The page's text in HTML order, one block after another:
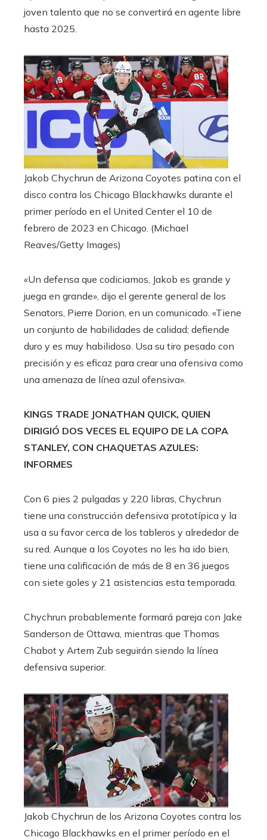
joven talento que no se convertirá en agente libre
hasta 2025.
Jakob Chychrun de Arizona Coyotes patina con el
disco contra los Chicago Blackhawks durante el
primer período en el United Center el 10 de
febrero de 2023 en Chicago. (Michael
Reaves/Getty Images)
«Un defensa que codiciamos, Jakob es grande y
juega en grande», dijo el gerente general de los
Senators, Pierre Dorion, en un comunicado. «Tiene
un conjunto de habilidades de calidad; defiende
duro y es muy habilidoso. Usa su tiro pesado con
precisión y es eficaz para crear una ofensiva como
una amenaza de línea azul ofensiva».
KINGS TRADE JONATHAN QUICK, QUIEN
DIRIGIÓ DOS VECES EL EQUIPO DE LA COPA
STANLEY, CON CHAQUETAS AZULES:
INFORMES
Con 6 pies 2 pulgadas y 220 libras, Chychrun
tiene una construcción defensiva prototípica y la
usa a su favor cerca de los tableros y alrededor de
su red. Aunque a los Coyotes no les ha ido bien,
tiene una calificación de más de 8 en 36 juegos
con siete goles y 21 asistencias esta temporada.
Chychrun probablemente formará pareja con Jake
Sanderson de Ottawa, mientras que Thomas
Chabot y Artem Zub seguirán siendo la línea
defensiva superior.
Jakob Chychrun de los Arizona Coyotes contra los
Chicago Blackhawks en el primer período en el